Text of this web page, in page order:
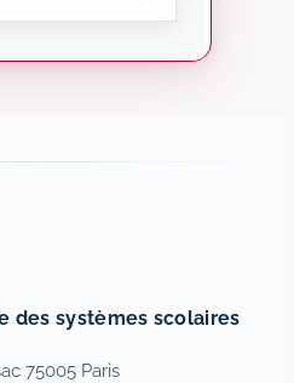
des systèmes scolaires
75005 Paris